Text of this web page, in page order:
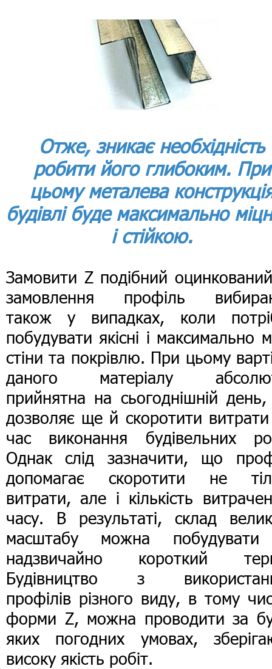
Отже, зникає необхідність
робити його глибоким. При
цьому металева
будівлі буде максимально
і стійкою.
Замовити Z подібний
замовлення профіль
також у випадках, коли
побудувати якісні і максимально
стіни та покрівлю. При цьому
даного матеріалу
прийнятна на сьогоднішній
дозволяє ще й скоротити витрати
час виконання будівельних
Однак слід зазначити, що
допомагає скоротити не
витрати, але і кількість
часу. В результаті, склад
масштабу можна
надзвичайно короткий
Будівництво з
профілів різного виду, в тому
форми Z, можна проводити за
яких погодних умовах,
високу якість робіт.